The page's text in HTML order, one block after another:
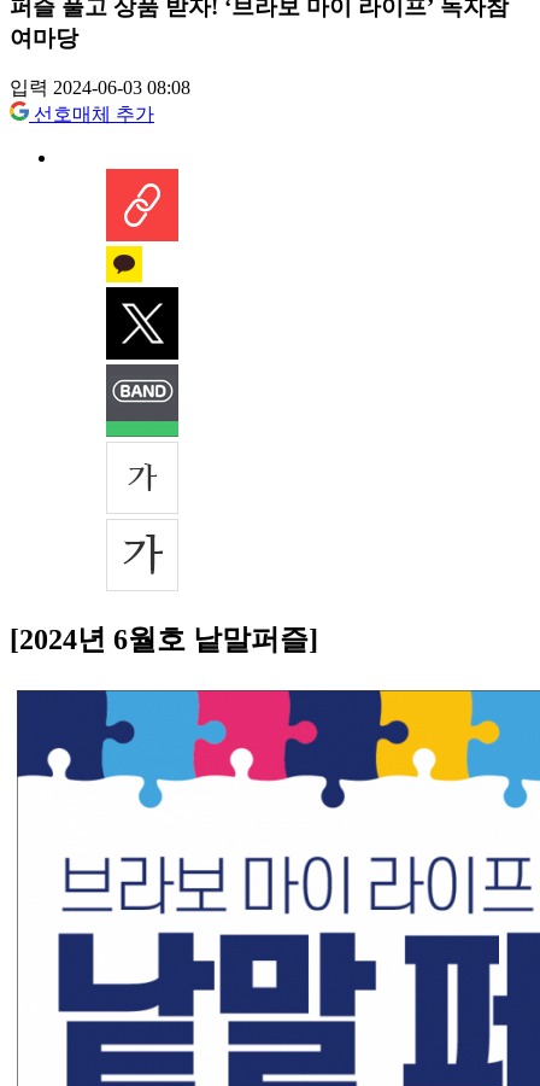
퍼즐 풀고 상품 받자! ‘브라보 마이 라이프’ 독자참
여마당
입력 2024-06-03 08:08
선호매체 추가
[2024년 6월호 낱말퍼즐]